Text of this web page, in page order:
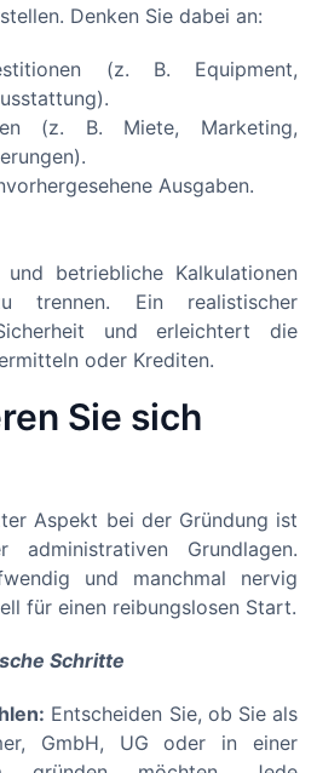
Denken Sie dabei an:
(z. B. Equipment,
(z. B. Miete, Marketing,
Ausgaben.
betriebliche Kalkulationen
trennen. Ein realistischer
und erleichtert die
oder Krediten.
Sie sich
Aspekt bei der Gründung ist
Grundlagen.
und manchmal nervig
für einen reibungslosen Start.
Schritte
Entscheiden Sie, ob Sie als
GmbH, UG oder in einer